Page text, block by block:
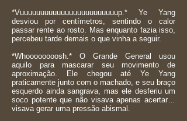
*Vuuuuuuuuuuuuuuuuuuuuuuuup.* Ye Yang
desviou por centímetros, sentindo o calor
passar rente ao rosto. Mas enquanto fazia isso,
percebeu tarde demais o que vinha a seguir.
*Whoooooooosh.* O Grande General usou
aquilo para mascarar seu movimento de
aproximação. Ele chegou até Ye Yang
praticamente junto com o machado, e seu braço
esquerdo ainda sangrava, mas ele desferiu um
soco potente que não visava apenas acertar…
visava gerar uma pressão abismal.